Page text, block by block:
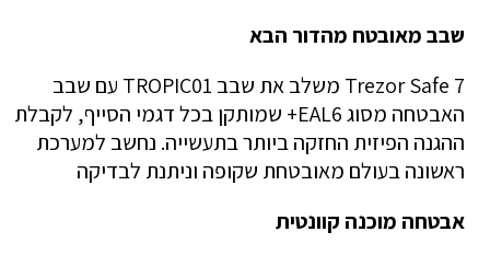
שבב מאובטח מהדור הבא
Trezor Safe 7 משלב את שבב TROPIC01 עם שבב
האבטחה מסוג EAL6+ שמותקן בכל דגמי הסייף, לקבלת
ההגנה הפיזית החזקה ביותר בתעשייה. נחשב למערכת
ראשונה בעולם מאובטחת שקופה וניתנת לבדיקה
אבטחה מוכנה קוונטית